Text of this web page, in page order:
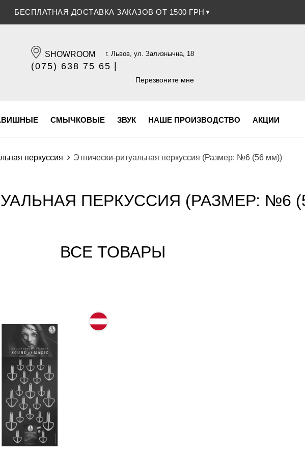
БЕСПЛАТНАЯ ДОСТАВКА ЗАКАЗОВ ОТ 1500 ГРН ▼
SHOWROOM г. Львов, ул. Зализнычна, 18
(075) 638 75 65
(096) 609 84 32
Перезвоните мне
СМЫЧКОВЫЕ ЗВУК НАШЕ ПРОИЗВОДСТВО АКЦИИ
перкуссия Этнически-ритуальная перкуссия (Размер: №6 (56 мм))
ПЕРКУССИЯ (РАЗМЕР: №6
ВСЕ ТОВАРЫ